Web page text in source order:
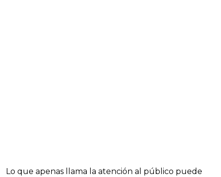
Lo que apenas llama la atención al público puede